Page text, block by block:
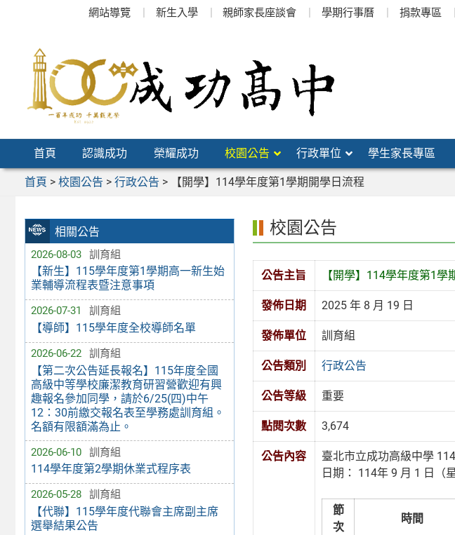
網站導覽 新生入學 親師家長座談會 學期行事曆 捐款專區
首頁 認識成功 榮耀成功 校園公告 行政單位 學生家長專區
首頁 > 校園公告 > 行政公告 > 【開學】114學年度第1學期開學日流程
相關公告
2026-08-03 訓育組
【新生】115學年度第1學期高一新生始
業輔導流程表暨注意事項
2026-07-31 訓育組
【導師】115學年度全校導師名單
2026-06-22 訓育組
【第二次公告延長報名】115年度全國
高級中等學校廉潔教育研習營歡迎有興
趣報名參加同學，請於6/25(四)中午
12：30前繳交報名表至學務處訓育組。
名額有限額滿為止。
2026-06-10 訓育組
114學年度第2學期休業式程序表
2026-05-28 訓育組
【代聯】115學年度代聯會主席副主席
選舉結果公告
校園公告
公告主旨 【開學】114學年度第1學
發佈日期 2025 年 8 月 19 日
發佈單位 訓育組
公告類別 行政公告
公告等級 重要
點閱次數 3,674
公告內容
臺北市立成功高級中學
日期： 114年 9 月 1 日（
節
次
時間